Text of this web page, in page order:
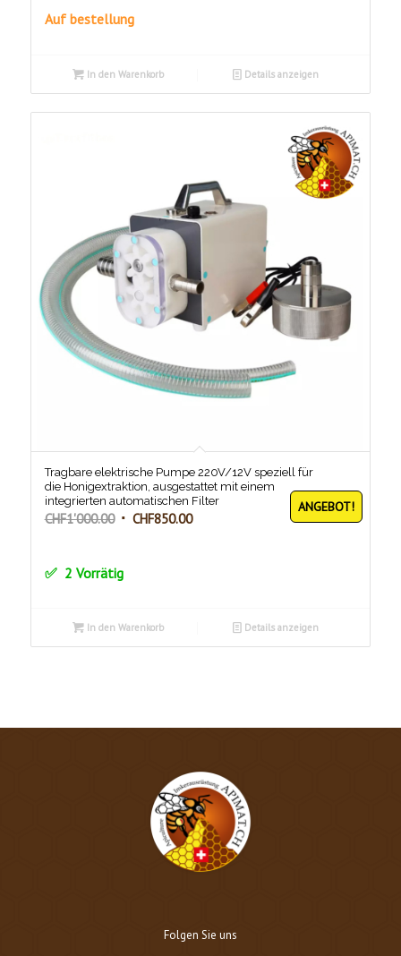
CHF1'390.00
Auf bestellung
In den Warenkorb Details anzeigen
Tragbare elektrische Pumpe 220V/12V speziell für
die Honigextraktion, ausgestattet mit einem
integrierten automatischen Filter
CHF1'000.00 Ursprünglicher
CHF1'000.00
CHF850.00Aktueller
ANGEBOT!
2 Vorrätig
In den Warenkorb Details anzeigen
Folgen Sie uns